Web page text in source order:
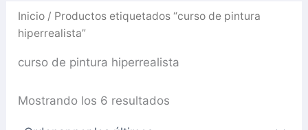
Inicio / Productos etiquetados “curso de pintura
hiperrealista”
curso de pintura hiperrealista
Mostrando los 6 resultados